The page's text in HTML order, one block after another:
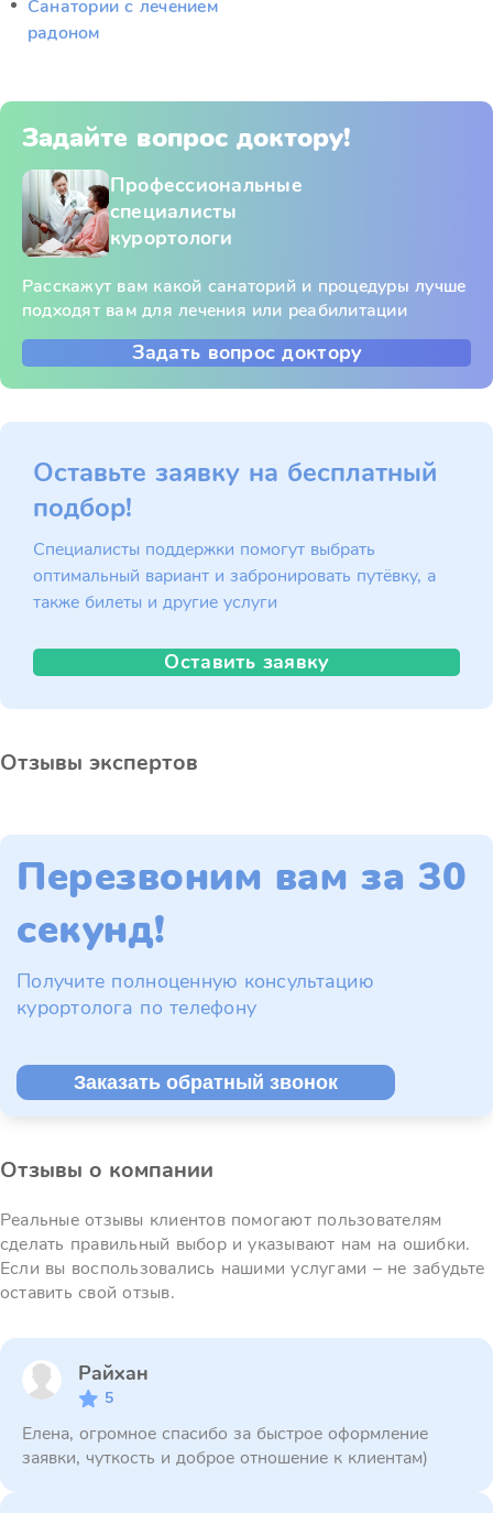
Санатории с лечением
радоном
Задайте вопрос доктору!
Профессиональные
специалисты
курортологи
Расскажут вам какой санаторий и процедуры лучше
подходят вам для лечения или реабилитации
Задать вопрос доктору
Оставьте заявку на бесплатный
подбор!
Специалисты поддержки помогут выбрать
оптимальный вариант и забронировать путёвку, а
также билеты и другие услуги
Оставить заявку
Отзывы экспертов
Перезвоним вам за 30
секунд!
Получите полноценную консультацию
курортолога по телефону
Заказать обратный звонок
Отзывы о компании
Реальные отзывы клиентов помогают пользователям
сделать правильный выбор и указывают нам на ошибки.
Если вы воспользовались нашими услугами – не забудьте
оставить свой отзыв.
Райхан
5
Елена, огромное спасибо за быстрое оформление
заявки, чуткость и доброе отношение к клиентам)